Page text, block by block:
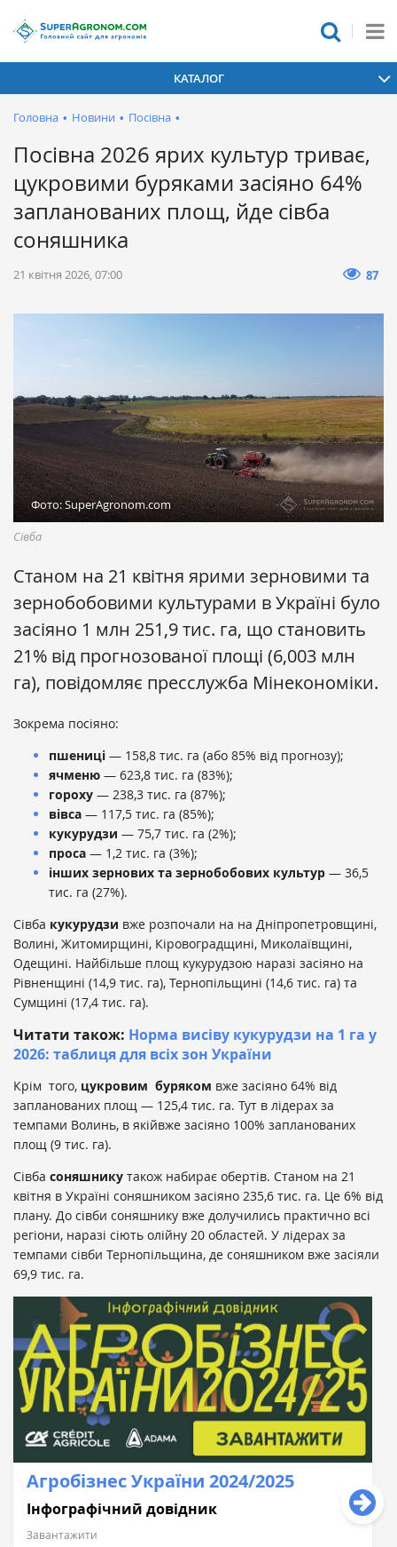
КАТАЛОГ
Головна • Новини • Посівна •
Посівна 2026 ярих культур триває,
цукровими буряками засіяно 64%
запланованих площ, йде сівба
соняшника
21 квітня 2026, 07:00 87
Фото: SuperAgronom.com
Сівба
Станом на 21 квітня ярими зерновими та
зернобобовими культурами в Україні було
засіяно 1 млн 251,9 тис. га, що становить
21% від прогнозованої площі (6,003 млн
га), повідомляє пресслужба Мінекономіки.
Зокрема посіяно:
пшениці — 158,8 тис. га (або 85% від прогнозу);
ячменю — 623,8 тис. га (83%);
гороху — 238,3 тис. га (87%);
вівса — 117,5 тис. га (85%);
кукурудзи — 75,7 тис. га (2%);
проса — 1,2 тис. га (3%);
інших зернових та зернобобових культур — 36,5
тис. га (27%).
Сівба кукурудзи вже розпочали на на Дніпропетровщині,
Волині, Житомирщині, Кіровоградщині, Миколаївщині,
Одещині. Найбільше площ кукурудзою наразі засіяно на
Рівненщині (14,9 тис. га), Тернопільщині (14,6 тис. га) та
Сумщині (17,4 тис. га).
Читати також: Норма висіву кукурудзи на 1 га у
2026: таблиця для всіх зон України
Крім того, цукровим буряком вже засіяно 64% від
запланованих площ — 125,4 тис. га. Тут в лідерах за
темпами Волинь, в якійвже засіяно 100% запланованих
площ (9 тис. га).
Сівба соняшнику також набирає обертів. Станом на 21
квітня в Україні соняшником засіяно 235,6 тис. га. Це 6% від
плану. До сівби соняшнику вже долучились практично всі
регіони, наразі сіють олійну 20 областей. У лідерах за
темпами сівби Тернопільщина, де соняшником вже засіяли
69,9 тис. га.
Агробізнес України 2024/2025
Інфографічний довідник
Завантажити